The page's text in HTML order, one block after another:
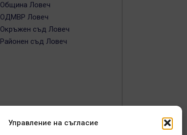
Управление на съгласие
Община Ловеч
ОДМВР Ловеч
Окръжен съд Ловеч
Районен съд Ловеч